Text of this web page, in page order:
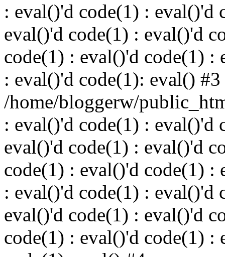
: eval()'d code(1) : eval()'d
eval()'d code(1) : eval()'d
code(1) : eval()'d code(1) :
: eval()'d code(1): eval() #3
/home/bloggerw/
: eval()'d code(1) : eval()'d
eval()'d code(1) : eval()'d
code(1) : eval()'d code(1) :
: eval()'d code(1) : eval()'d
eval()'d code(1) : eval()'d
code(1) : eval()'d code(1) :